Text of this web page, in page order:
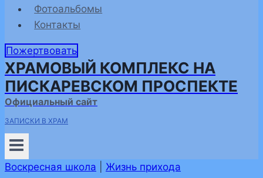
Фотоальбомы
Контакты
Пожертвовать
ХРАМОВЫЙ КОМПЛЕКС НА
ПИСКАРЕВСКОМ ПРОСПЕКТЕ
Официальный сайт
ЗАПИСКИ В ХРАМ
Воскресная школа Жизнь прихода